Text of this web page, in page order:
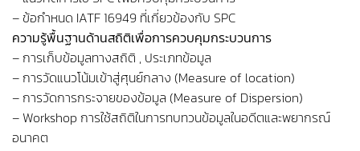
– ข้อกำหนด IATF 16949 ที่เกี่ยวข้องกับ SPC
ความรู้พื้นฐานด้านสถิติเพื่อการควบคุมกระบวนการ
– การเก็บข้อมูลทางสถิติ , ประเภทข้อมูล
– การวัดแนวโน้มเข้าสู่ศุนย์กลาง (Measure of location)
– การวัดการกระจายของข้อมูล (Measure of Dispersion)
– Workshop การใช้สถิติในการทบทวนข้อมูลในอดีตและพยากรณ์
อนาคต